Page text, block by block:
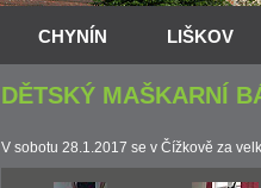
CHYNÍN LIŠKOV
DĚTSKÝ MAŠKARNÍ
V sobotu 28.1.2017 se v Čížkově za